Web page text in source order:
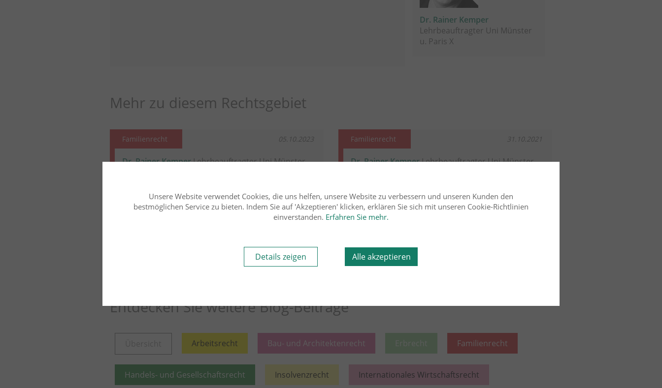
Dr. Rainer Kemper
Lehrbeauftragter Uni Münster
u. Paris X
Mehr zu diesem Rechtsgebiet
Familienrecht 05.10.2023
Dr. Rainer KemperLehrbeauftragter Uni Münster
wesentlichen Regelungsinhalte des
Entwurfs für Erwachsene
Familienrecht 31.10.2021
Dr. Rainer KemperLehrbeauftragter Uni Münster
Versorgungsanrechte in der Insolvenz -
Beschwerdefrist und Beteiligung des
Weiter lesen Mehr aus diesem Rechtsgebiet lesen
Entdecken Sie weitere Blog-Beiträge
Arbeitsrecht Bau- und Architektenrecht Familienrecht
Handels- und Gesellschaftsrecht Insolvenzrecht Internationales Wirtschaftsrecht
Unsere Website verwendet Cookies, die uns helfen, unsere Website zu verbessern und unseren Kunden den
bestmöglichen Service zu bieten. Indem Sie auf 'Akzeptieren' klicken, erklären Sie sich mit unseren Cookie-Richtlinien
einverstanden. Erfahren Sie mehr.
Details zeigen Alle akzeptieren